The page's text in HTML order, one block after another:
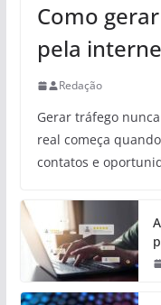
Como
pela
Redação
Gerar tráfego
real começa
contatos e